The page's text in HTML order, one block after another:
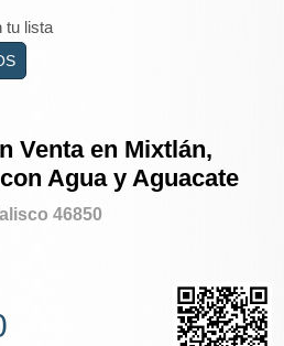
tu lista
Venta en Mixtlán,
Agua y Aguacate
46850